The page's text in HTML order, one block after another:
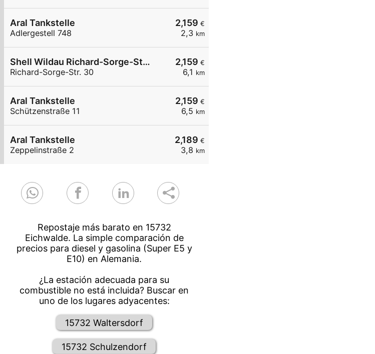
2,159 €
2,3 km
Aral Tankstelle
Adlergestell 748
2,159 €
6,1 km
Shell Wildau Richard-Sorge-Str. 30
Richard-Sorge-Str. 30
2,159 €
6,5 km
Aral Tankstelle
Schützenstraße 11
2,189 €
3,8 km
Aral Tankstelle
Zeppelinstraße 2
Repostaje más barato en 15732
Eichwalde. La simple comparación de
precios para diesel y gasolina (Super E5 y
E10) en Alemania.
¿La estación adecuada para su
combustible no está incluida? Buscar en
uno de los lugares adyacentes:
15732 Waltersdorf
15732 Schulzendorf